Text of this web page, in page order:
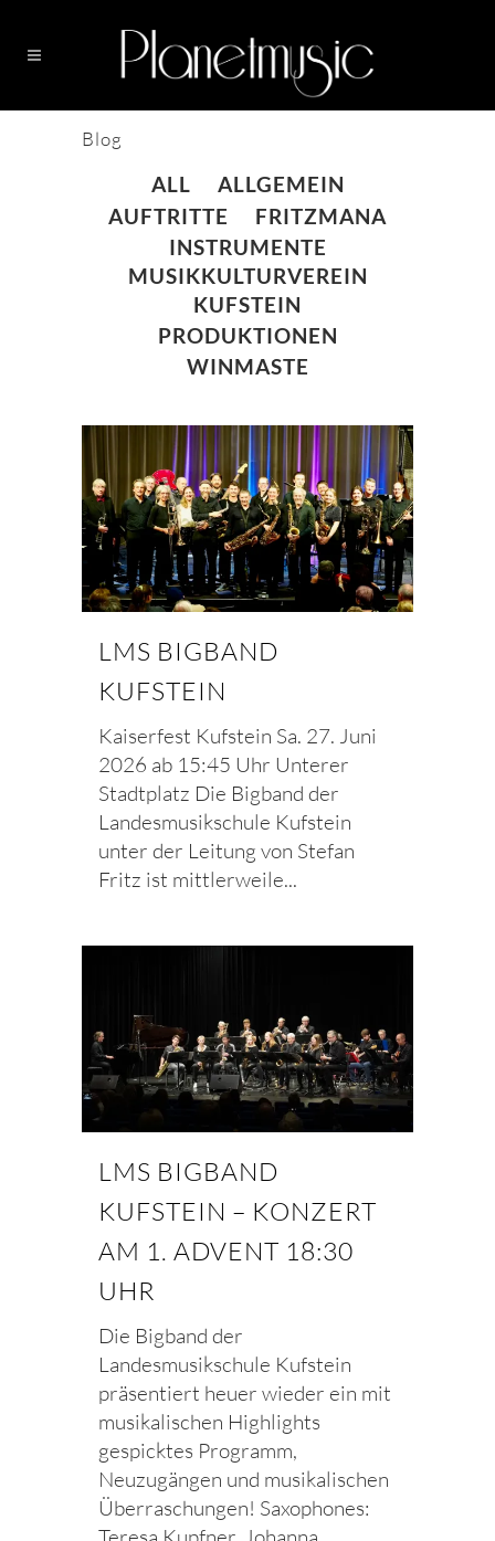
Blog
ALL
ALLGEMEIN
AUFTRITTE
FRITZMANA
INSTRUMENTE
MUSIKKULTURVEREIN
KUFSTEIN
PRODUKTIONEN
WINMASTE
LMS BIGBAND
KUFSTEIN
Kaiserfest Kufstein Sa. 27. Juni
2026 ab 15:45 Uhr Unterer
Stadtplatz Die Bigband der
Landesmusikschule Kufstein
unter der Leitung von Stefan
Fritz ist mittlerweile...
LMS BIGBAND
KUFSTEIN – KONZERT
AM 1. ADVENT 18:30
UHR
Die Bigband der
Landesmusikschule Kufstein
präsentiert heuer wieder ein mit
musikalischen Highlights
gespicktes Programm,
Neuzugängen und musikalischen
Überraschungen! Saxophones: